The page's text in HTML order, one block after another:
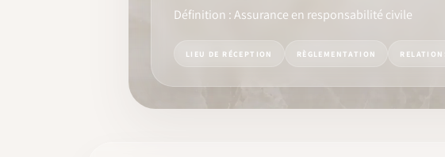
Définition : Assurance en responsabilité civile
LIEU DE RÉCEPTION RÈGLEMENTATION